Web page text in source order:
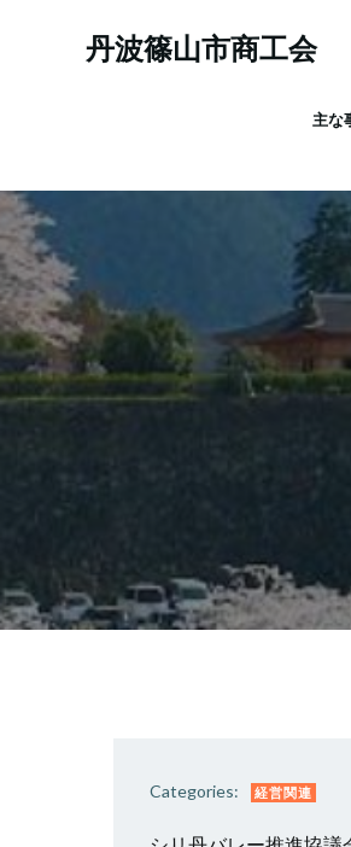
ス
キ
ッ
プ
丹波篠山市商工会
主な
Categories: 経営関連